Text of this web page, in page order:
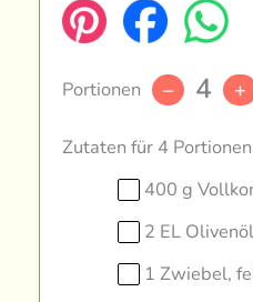
Portionen – 4 +
Zutaten für 4 Portionen
400 g
2 EL Olivenöl
1 Zwiebel,